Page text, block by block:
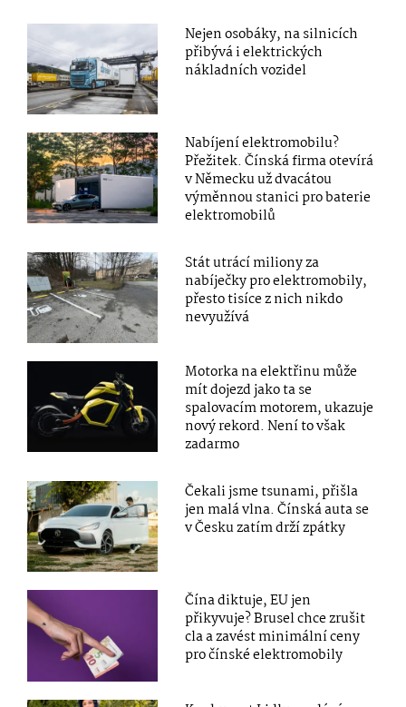
Nejen osobáky, na silnicích
přibývá i elektrických
nákladních vozidel
Nabíjení elektromobilu?
Přežitek. Čínská firma otevírá
v Německu už dvacátou
výměnnou stanici pro baterie
elektromobilů
Stát utrácí miliony za
nabíječky pro elektromobily,
přesto tisíce z nich nikdo
nevyužívá
Motorka na elektřinu může
mít dojezd jako ta se
spalovacím motorem, ukazuje
nový rekord. Není to však
zadarmo
Čekali jsme tsunami, přišla
jen malá vlna. Čínská auta se
v Česku zatím drží zpátky
Čína diktuje, EU jen
přikyvuje? Brusel chce zrušit
cla a zavést minimální ceny
pro čínské elektromobily